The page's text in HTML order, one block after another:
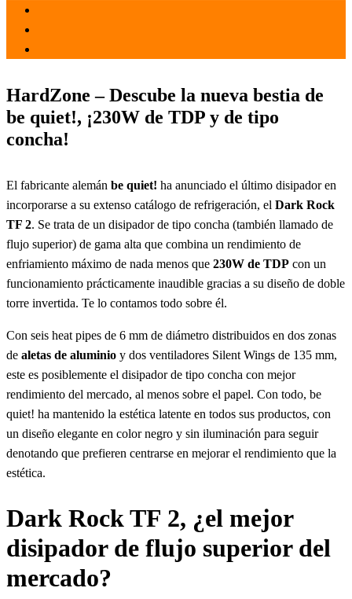
HardZone – Descube la nueva bestia de
be quiet!, ¡230W de TDP y de tipo
concha!
El fabricante alemán be quiet! ha anunciado el último disipador en
incorporarse a su extenso catálogo de refrigeración, el Dark Rock
TF 2. Se trata de un disipador de tipo concha (también llamado de
flujo superior) de gama alta que combina un rendimiento de
enfriamiento máximo de nada menos que 230W de TDP con un
funcionamiento prácticamente inaudible gracias a su diseño de doble
torre invertida. Te lo contamos todo sobre él.
Con seis heat pipes de 6 mm de diámetro distribuidos en dos zonas
de aletas de aluminio y dos ventiladores Silent Wings de 135 mm,
este es posiblemente el disipador de tipo concha con mejor
rendimiento del mercado, al menos sobre el papel. Con todo, be
quiet! ha mantenido la estética latente en todos sus productos, con
un diseño elegante en color negro y sin iluminación para seguir
denotando que prefieren centrarse en mejorar el rendimiento que la
estética.
Dark Rock TF 2, ¿el mejor
disipador de flujo superior del
mercado?